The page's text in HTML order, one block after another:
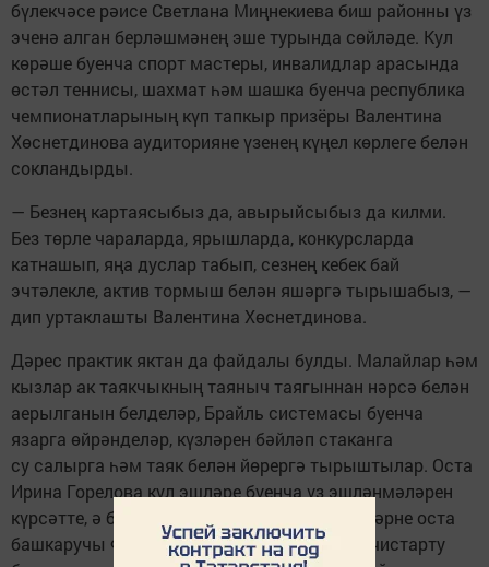
бүлекчәсе рәисе Светлана Миңнекиева биш районны үз
эченә алган берләшмәнең эше турында сөйләде. Кул
көрәше буенча спорт мастеры, инвалидлар арасында
өстәл теннисы, шахмат һәм шашка буенча республика
чемпионатларының күп тапкыр призёры Валентина
Хөснетдинова аудиторияне үзенең күңел көрлеге белән
сокландырды.
— Безнең картаясыбыз да, авырыйсыбыз да килми.
Без төрле чараларда, ярышларда, конкурсларда
катнашып, яңа дуслар табып, сезнең кебек бай
эчтәлекле, актив тормыш белән яшәргә тырышабыз, —
дип уртаклашты Валентина Хөснетдинова.
Дәрес практик яктан да файдалы булды. Малайлар һәм
кызлар ак таякчыкның таяныч таягыннан нәрсә белән
аерылганын белделәр, Брайль системасы буенча
язарга өйрәнделәр, күзләрен бәйләп стаканга
су салырга һәм таяк белән йөрергә тырыштылар. Оста
Ирина Горелова кул эшләре буенча үз эшләнмәләрен
күрсәтте, ә бер кул белән көнкүрештәге эшләрне оста
башкаручы Фәния Мөхәммәдиева бәрәңге чистарту